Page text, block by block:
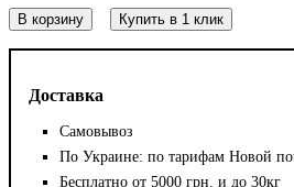
Доставка
Самовывоз
По Украине: по тарифам Новой
Бесплатно от 5000 грн. и до 30кг
В корзину Купить в 1 клик